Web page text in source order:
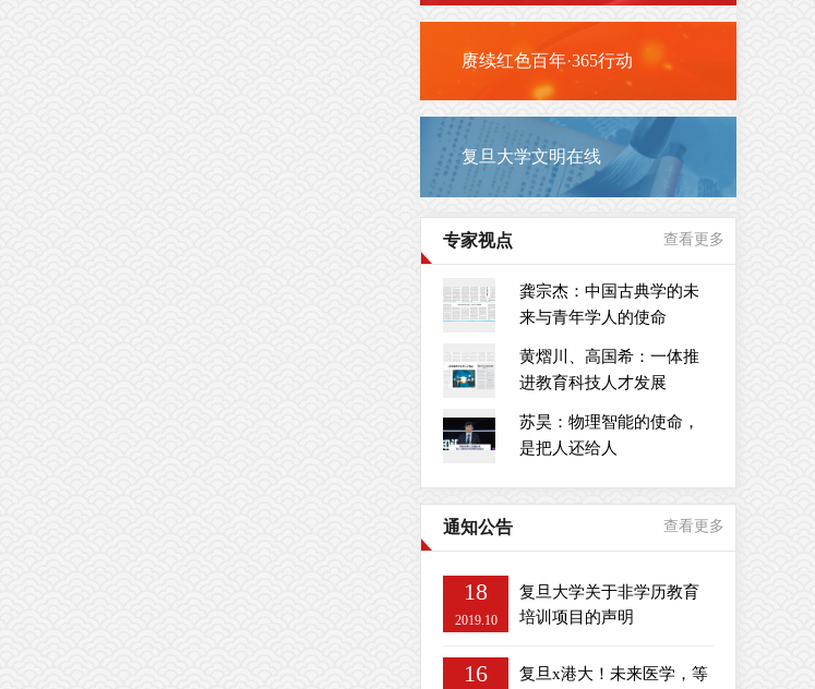
赓续红色百年·365行动
复旦大学文明在线
专家视点 查看更多
龚宗杰：中国古典学的未
来与青年学人的使命
黄熠川、高国希：一体推
进教育科技人才发展
苏昊：物理智能的使命，
是把人还给人
通知公告 查看更多
18
2019.10
复旦大学关于非学历教育
培训项目的声明
16
复旦x港大！未来医学，等